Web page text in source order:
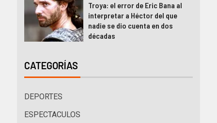
Troya: el error de Eric Bana al
interpretar a Héctor del que
nadie se dio cuenta en dos
décadas
CATEGORÍAS
DEPORTES
ESPECTACULOS